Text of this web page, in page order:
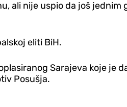
ali nije uspio da još
eliti BiH.
Sarajeva koje je
Posušja.